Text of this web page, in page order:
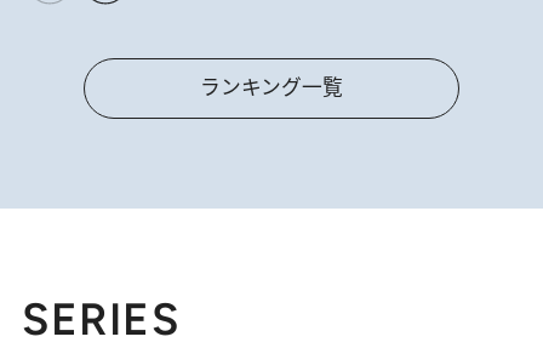
ランキング一覧
SERIES